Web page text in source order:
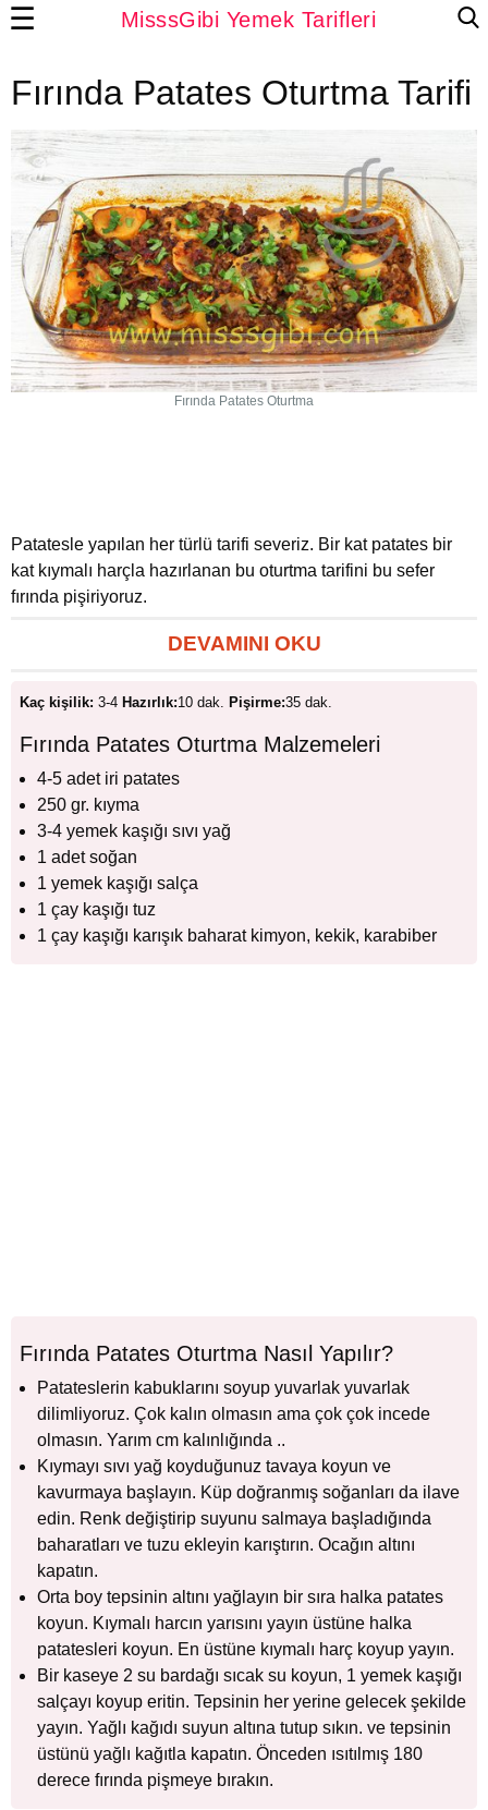
MisssGibi Yemek Tarifleri
☰
Fırında Patates Oturtma Tarifi
Fırında Patates Oturtma
Patatesle yapılan her türlü tarifi severiz. Bir kat patates bir
kat kıymalı harçla hazırlanan bu oturtma tarifini bu sefer
fırında pişiriyoruz.
DEVAMINI OKU
Kaç kişilik: 3-4 Hazırlık:10 dak. Pişirme:35 dak.
Fırında Patates Oturtma Malzemeleri
4-5 adet iri patates
250 gr. kıyma
3-4 yemek kaşığı sıvı yağ
1 adet soğan
1 yemek kaşığı salça
1 çay kaşığı tuz
1 çay kaşığı karışık baharat kimyon, kekik, karabiber
Fırında Patates Oturtma Nasıl Yapılır?
Patateslerin kabuklarını soyup yuvarlak yuvarlak
dilimliyoruz. Çok kalın olmasın ama çok çok incede
olmasın. Yarım cm kalınlığında ..
Kıymayı sıvı yağ koyduğunuz tavaya koyun ve
kavurmaya başlayın. Küp doğranmış soğanları da ilave
edin. Renk değiştirip suyunu salmaya başladığında
baharatları ve tuzu ekleyin karıştırın. Ocağın altını
kapatın.
Orta boy tepsinin altını yağlayın bir sıra halka patates
koyun. Kıymalı harcın yarısını yayın üstüne halka
patatesleri koyun. En üstüne kıymalı harç koyup yayın.
Bir kaseye 2 su bardağı sıcak su koyun, 1 yemek kaşığı
salçayı koyup eritin. Tepsinin her yerine gelecek şekilde
yayın. Yağlı kağıdı suyun altına tutup sıkın. ve tepsinin
üstünü yağlı kağıtla kapatın. Önceden ısıtılmış 180
derece fırında pişmeye bırakın.